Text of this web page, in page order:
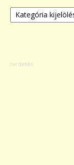
Kategóriák